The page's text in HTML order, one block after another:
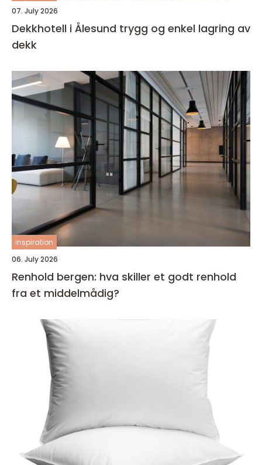
07. July 2026
Dekkhotell i Ålesund trygg og enkel lagring av
dekk
inspiration
06. July 2026
Renhold bergen: hva skiller et godt renhold
fra et middelmådig?